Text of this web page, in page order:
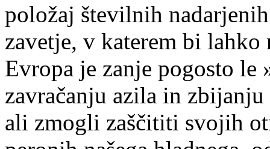
položaj številnih
zavetje, v katerem bi
Evropa je zanje pogosto le
zavračanju azila in
ali zmogli zaščititi svojih